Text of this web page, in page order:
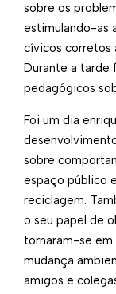
sobre os
estimulando-as
cívicos corretos
Durante a tarde
pedagógicos
Foi um dia
sobre
espaço público
reciclagem.
o seu papel de
tornaram-se
mudança
amigos e